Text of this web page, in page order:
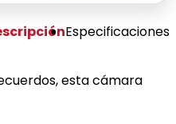
Especificaciones
esta cámara